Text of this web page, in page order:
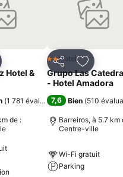
à mes favoris
Hotel &
(1 781 évaluations )
de :
PartagerAjouter
2 Étoiles
Hotel
Grupo Las
- Hotel Amadora
7,6 Bien (510
Barreiros, à 5.7 km
Centre-ville
Wi-Fi gratuit
Parking